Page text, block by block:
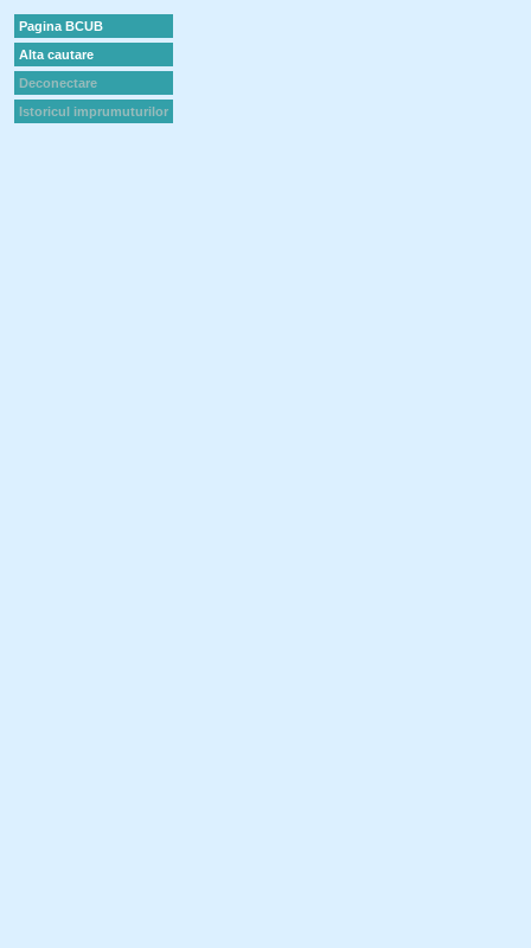
Pagina BCUB
Alta cautare
Deconectare
Istoricul imprumuturilor